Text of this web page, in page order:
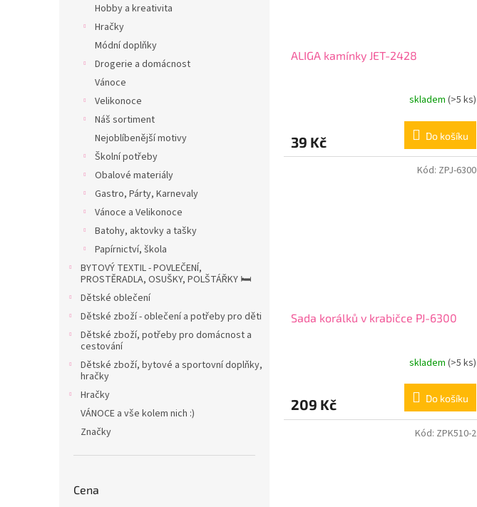
Hobby a kreativita
Hračky
Módní doplňky
Drogerie a domácnost
Vánoce
Velikonoce
Náš sortiment
Nejoblíbenější motivy
Školní potřeby
Obalové materiály
Gastro, Párty, Karnevaly
Vánoce a Velikonoce
Batohy, aktovky a tašky
Papírnictví, škola
BYTOVÝ TEXTIL - POVLEČENÍ,
PROSTĚRADLA, OSUŠKY, POLŠTÁŘKY 🛏️
Dětské oblečení
Dětské zboží - oblečení a potřeby pro děti
Dětské zboží, potřeby pro domácnost a
cestování
Dětské zboží, bytové a sportovní doplňky,
hračky
Hračky
VÁNOCE a vše kolem nich :)
Značky
Cena
ALIGA kamínky JET-2428
skladem (>5 ks)
39 Kč Do košíku
Sada korálků v krabičce PJ-6300
skladem (>5 ks)
209 Kč Do košíku
Kód: ZPJ-6300
Kód: ZPK510-2